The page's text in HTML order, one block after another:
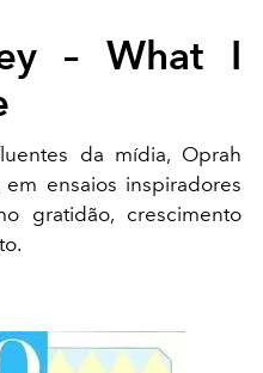
– What I
da mídia, Oprah
ensaios inspiradores
gratidão, crescimento